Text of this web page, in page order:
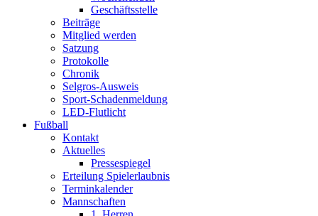
Geschäftsstelle
Beiträge
Mitglied werden
Satzung
Protokolle
Chronik
Selgros-Ausweis
Sport-Schadenmeldung
LED-Flutlicht
Fußball
Kontakt
Aktuelles
Pressespiegel
Erteilung Spielerlaubnis
Terminkalender
Mannschaften